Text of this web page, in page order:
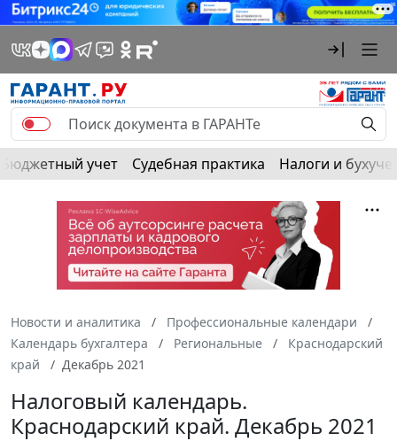
Бюджетный учет Судебная практика Налоги и
Новости и аналитика
Профессиональные календари
Календарь бухгалтера
Региональные
Краснодарский
край
Декабрь 2021
Налоговый календарь.
Краснодарский край. Декабрь 2021